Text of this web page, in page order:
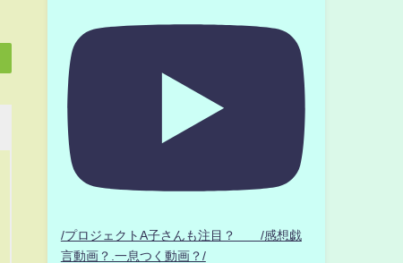
/プロジェクトA子さんも注目？ /感想戯
言動画？.一息つく動画？/